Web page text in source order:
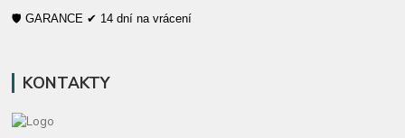
🛡️ GARANCE ✔ 14 dní na vrácení
KONTAKTY